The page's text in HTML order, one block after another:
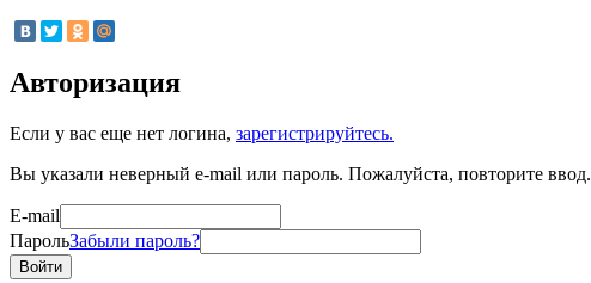
Авторизация
Если у вас еще нет логина, зарегистрируйтесь.
Вы указали неверный e-mail или пароль. Пожалуйста, повторите ввод.
E-mail
ПарольЗабыли пароль?
Войти